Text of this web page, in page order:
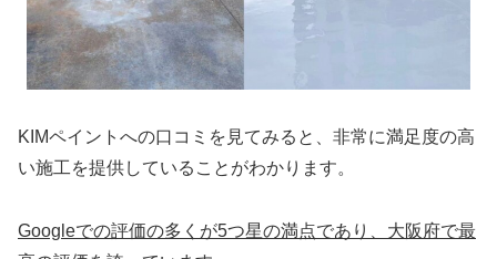
KIMペイントへの口コミを見てみると、非常に満足度の高
い施工を提供していることがわかります。
Googleでの評価の多くが5つ星の満点であり、大阪府で最